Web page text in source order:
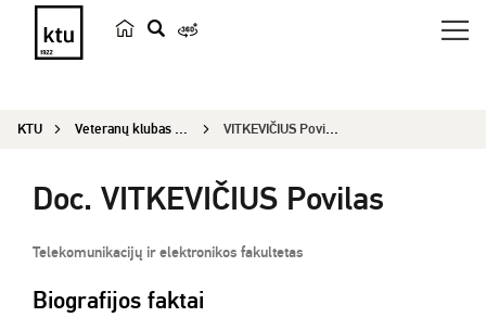
e
k
a
KTU Veteranų klubas „Emeritus“ VITKEVIČIUS Povilas
Doc. VITKEVIČIUS Povilas
Telekomunikacijų ir elektronikos fakultetas
Biografijos faktai